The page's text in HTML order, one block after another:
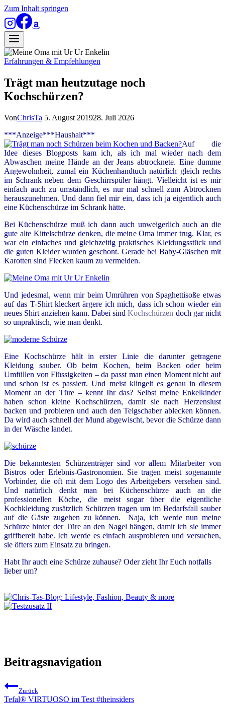
Zum Inhalt springen
Erfahrungen & Empfehlungen
Trägt man heutzutage noch
Kochschürzen?
VonChrisTa 5. August 201928. Juli 2026
***Anzeige***Haushalt***
Auf die
Idee dieses Blogposts kam ich, als ich mal wieder nach dem
Abwaschen meine Hände an der Jeans abtrocknete. Eine dumme
Angewohnheit, zumal ein Küchenhandtuch natürlich gleich rechts
im Schrank neben dem Geschirrspüler hängt. Vielleicht ist es mir
einfach auch zu umständlich, es nur mal schnell zum Abtrocknen
herauszunehmen. Und dann fiel mir ein, dass ich ja eigentlich auch
eine Küchenschürze im Schrank hätte.
Bei Küchenschürze muß ich dann auch unweigerlich auch an die
gute alte Kittelschürze denken, die meine Oma immer trug.Klar, es
war ein einfaches und gleichzeitig praktisches Kleidungsstück und
die guten Kleider wurden geschont. Gerade bei Baby-Gläschen mit
Karotten sind Flecken kaum zu vermeiden.
Und jedesmal, wenn mir beim Umrühren von Spaghettisoße etwas
auf das T-Shirt kleckert ärgere ich mich, dass ich schon wieder ein
neues Shirt anziehen kann. Dabei sindKochschürzen doch gar nicht
so unpraktisch, wie man denkt.
Eine Kochschürze hält in erster Linie die darunter getragene
Kleidung sauber. Ob beim Kochen, beim Backen oder beim
Umfüllen von Flüssigkeiten – da passt man einen Moment nicht auf
und schon ist es passiert. Und meist klingelt es genau in diesem
Moment an der Türe – kennt Ihr das? Selbst meine Enkelkinder
haben schon kleine Kochschürzen, damit sie nach Herzenslust
backen und probieren und auch den Teigschaber ablecken können.
Da wird auch schnell der Mund abgewischt, bevor die Schürze dann
in der Wäsche landet.
Die bekanntesten Schürzenträger sind vor allem Mitarbeiter von
Bistros oder Erlebnis-Gastronomien. Sie tragen meist sogenannte
Vorbinder, die oft mit dem Logo des Arbeitgebers versehen sind.
Und natürlich denkt man bei Küchenschürze auch an die
professionellen Köche, die meist sogar über die eigentliche
Kochkleidung zusätzlich Schürzen tragen um im Bedarfsfall sauber
auf die Gäste zugehen zu können.Naja, ich werde nun meine
Schürze hinter der Türe an den Nagel hängen, damit ich sie immer
griffbereit habe. Ich werde es einfach ausprobieren und versuchen,
sie öfters zum Einsatz zu bringen.
Habt Ihr auch eine Schürze zuhause? Oder zieht Ihr Euch notfalls
lieber um?
Beitragsnavigation
Zurück
Tefal® VIRTUOSO im Test #theinsiders